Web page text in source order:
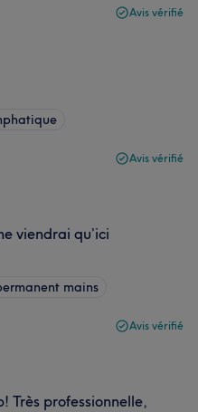
Avis vérifié
Avis vérifié
viendrai qu’ici
mains
Avis vérifié
Très professionnelle,